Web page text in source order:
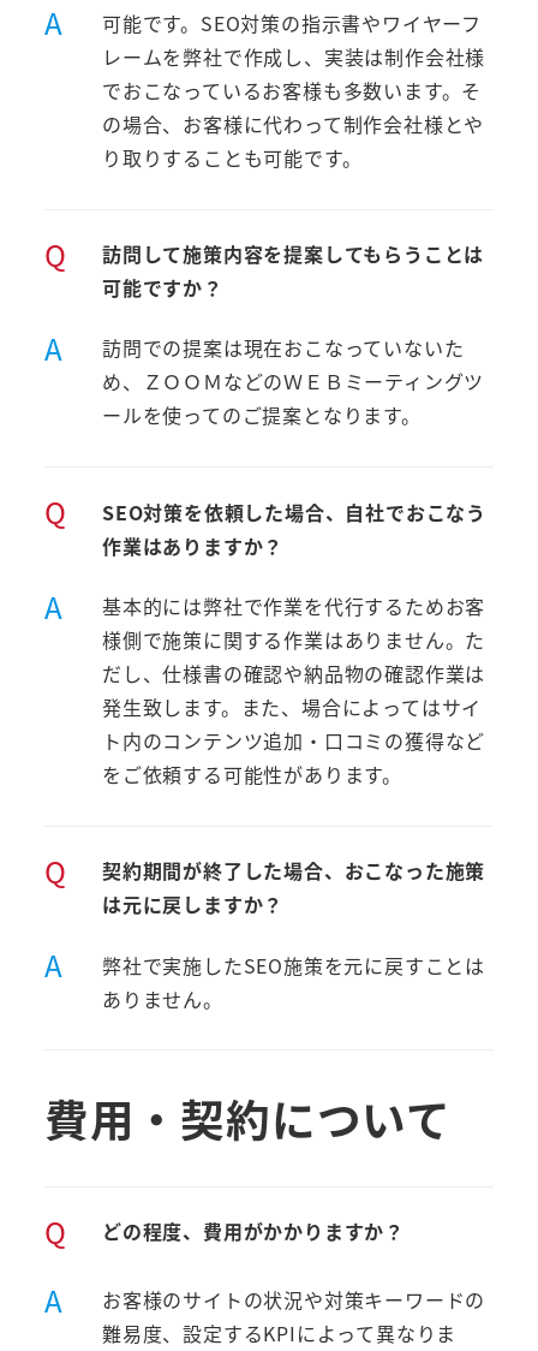
A
可能です。SEO対策の指示書やワイヤーフ
レームを弊社で作成し、実装は制作会社様
でおこなっているお客様も多数います。そ
の場合、お客様に代わって制作会社様とや
り取りすることも可能です。
Q
訪問して施策内容を提案してもらうことは
可能ですか？
A
訪問での提案は現在おこなっていないた
め、ＺＯＯＭなどのＷＥＢミーティングツ
ールを使ってのご提案となります。
Q
SEO対策を依頼した場合、自社でおこなう
作業はありますか？
A
基本的には弊社で作業を代行するためお客
様側で施策に関する作業はありません。た
だし、仕様書の確認や納品物の確認作業は
発生致します。また、場合によってはサイ
ト内のコンテンツ追加・口コミの獲得など
をご依頼する可能性があります。
Q
契約期間が終了した場合、おこなった施策
は元に戻しますか？
A
弊社で実施したSEO施策を元に戻すことは
ありません。
費用・契約について
Q どの程度、費用がかかりますか？
A
お客様のサイトの状況や対策キーワードの
難易度、設定するKPIによって異なりま